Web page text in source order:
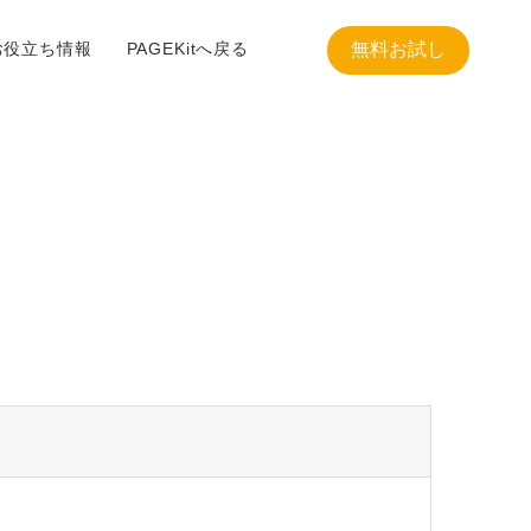
役立ち情報 PAGEKitへ戻る 無料お試し